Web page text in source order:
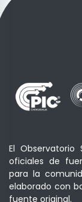
El
oficiales de
para la
elaborado con
fuente original.